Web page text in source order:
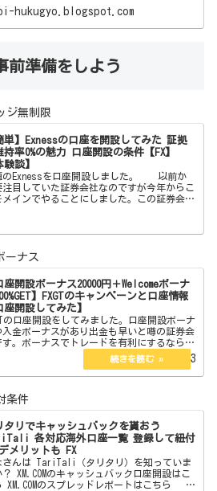
hukugyo.blogspot.com
前準備をしよう
ジ無制限
単】Exnessの口座を開設してみた 証拠
持率0%の魅力 口座開設の条件【FX】
験談】
のExnessを口座開設しました。 以前か
注目していた証券会社なのですが今年からこ
メインでやることにしました。この証券会社
【簡単
ーナス
座開設ボーナス20000円＋Welcomeボーナ
】FXGTのキャンペーンと口座情報
座開設してみた】
の口座開設をしてみました。口座開設ボーナ
入金ボーナスがあり出金も早いと噂の証券会
す。ボーナスでトレードを有利にするなら。
からFXGTのサイトに飛べます 【口座
ボーナス20000円＋Welcomeボーナス10…
2023.02.13
条件
タリでキャッシュバックを貰おう
各対応海外口座一覧 登録して紐付
メリットも FX
さんは TariTali（タリタリ）を知っていま
？ XM.COMのキャッシュバック口座開設はこ
XM.COMのスプレッドレポートはこちら